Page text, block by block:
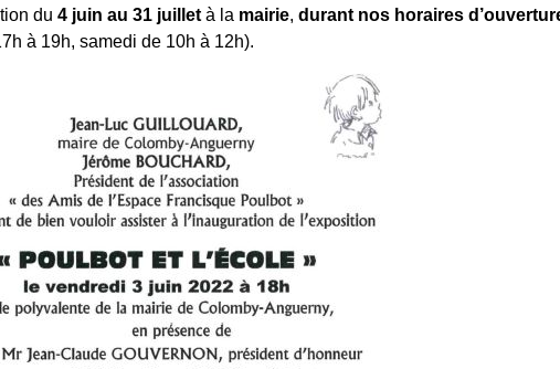
du4 juin au 31 juillet à la mairie,durant nos horaires
à 19h, samedi de 10h à 12h).